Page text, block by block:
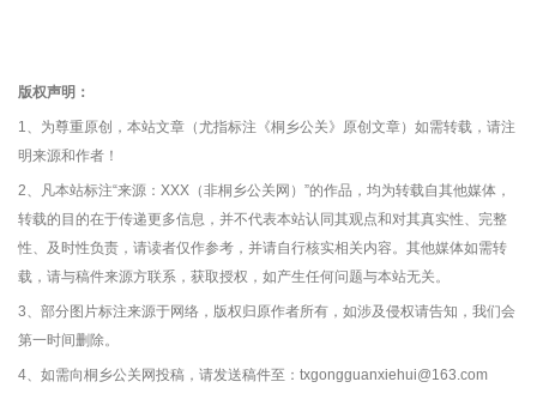
版权声明：
1、为尊重原创，本站文章（尤指标注《桐乡公关》原创文章）如需转载，请注
明来源和作者！
2、凡本站标注“来源：XXX（非桐乡公关网）”的作品，均为转载自其他媒体，
转载的目的在于传递更多信息，并不代表本站认同其观点和对其真实性、完整
性、及时性负责，请读者仅作参考，并请自行核实相关内容。其他媒体如需转
载，请与稿件来源方联系，获取授权，如产生任何问题与本站无关。
3、部分图片标注来源于网络，版权归原作者所有，如涉及侵权请告知，我们会
第一时间删除。
4、如需向桐乡公关网投稿，请发送稿件至：txgongguanxiehui@163.com